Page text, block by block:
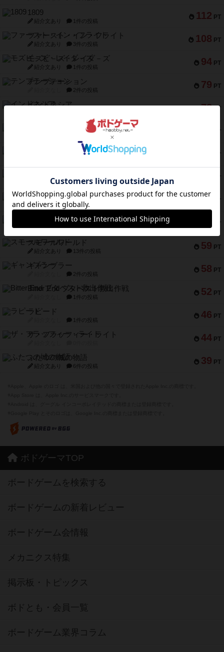
112 PT
1809
紹介文あり 1件の投稿
108 PT
ファースト・イン・フライト
紹介文あり 3件の投稿
94 PT
モズビ－ズ・レイダ－ズ
紹介文あり 1件の投稿
79 PT
テンプテーション
2件の投稿
78 PT
インドネシア
PT
PT
リスボン・トラム 28
PT
紹介文なし 1件の投稿
66 PT
ブラヴェスト
紹介文なし 1件の投稿
PT
スペクタキュラー
紹介文なし 1件の投稿
59 PT
スモールワールド
紹介文あり 13件の投稿
58 PT
ギャンブラー
2件の投稿
52 PT
Bitter End ブタペスト救出作戦
1件の投稿
46 PT
ラピード
1件の投稿
44 PT
ザ・フラッフィー・ライト
39 PT
ふたつの城の物語
紹介文あり 6件の投稿
ボドゲーマTOP
ボードゲームを検索する
ボードゲームの新着レビュー
ボードゲーム会情報
メカニクス特集
掲示板・トピックス
ボドとも・会員一覧
ボードゲーム業界コラム